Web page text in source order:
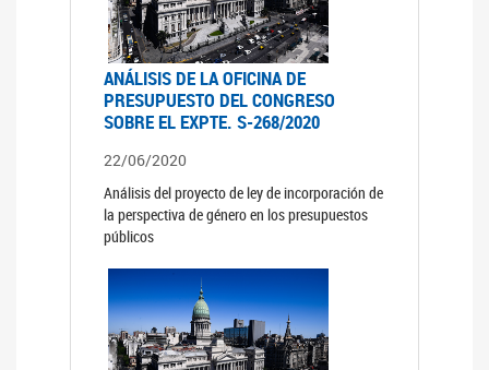
ANÁLISIS DE LA OFICINA DE
PRESUPUESTO DEL CONGRESO
SOBRE EL EXPTE. S-268/2020
22/06/2020
Análisis del proyecto de ley de incorporación de
la perspectiva de género en los presupuestos
públicos